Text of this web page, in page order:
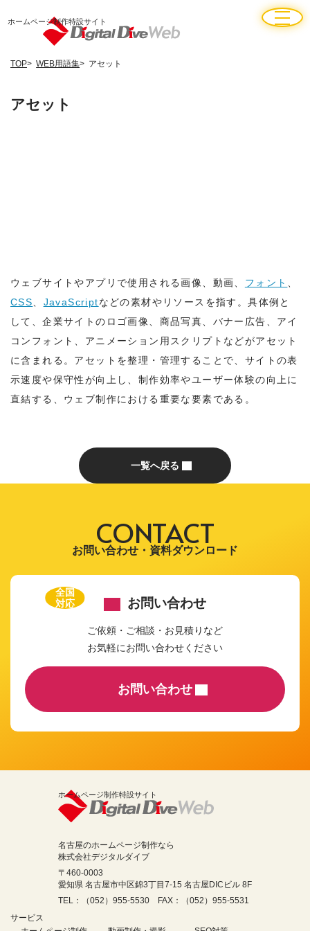
ホームページ制作特設サイト
TOP WEB用語集 アセット
アセット
ウェブサイトやアプリで使用される画像、動画、 フォント
CSS
JavaScriptなどの素材やリソースを指す。具体例と
して、企業サイトのロゴ画像、商品写真、バナー広告、アイ
コンフォント、アニメーション用スクリプトなどがアセット
に含まれる。アセットを整理・管理することで、サイトの表
示速度や保守性が向上し、制作効率やユーザー体験の向上に
直結する、ウェブ制作における重要な要素である。
一覧へ戻る
CONTACT
お問い合わせ・資料ダウンロード
全国
対応
お問い合わせ
ご依頼・ご相談・お見積りなど
お気軽にお問い合わせください
お問い合わせ
ホームページ制作特設サイト
名古屋のホームページ制作なら
株式会社デジタルダイブ
〒460-0003
愛知県 名古屋市中区錦3丁目7-15 名古屋DICビル 8F
TEL：（052）955-5530 FAX：（052）955-5531
サービス